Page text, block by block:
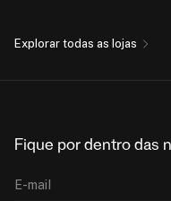
Explorar todas as lojas
Fique por dentro das
E-mail